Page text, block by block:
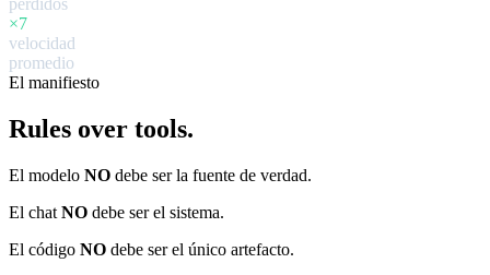
×7
velocidad
promedio
El manifiesto
Rules over tools.
El modelo NO debe ser la fuente de verdad.
El chat NO debe ser el sistema.
El código NO debe ser el único artefacto.